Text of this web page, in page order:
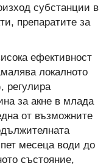
субстанции в
препаратите за
ефективност
локалното
регулира
за акне в млада
от възможните
месеца води до
състояние,